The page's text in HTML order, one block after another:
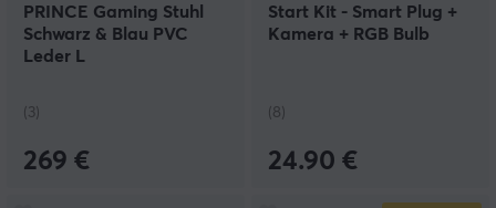
PRINCE Gaming Stuhl
Schwarz & Blau PVC
Leder L
(3)
269 €
Start Kit - Smart Plug +
Kamera + RGB Bulb
(8)
24.90 €